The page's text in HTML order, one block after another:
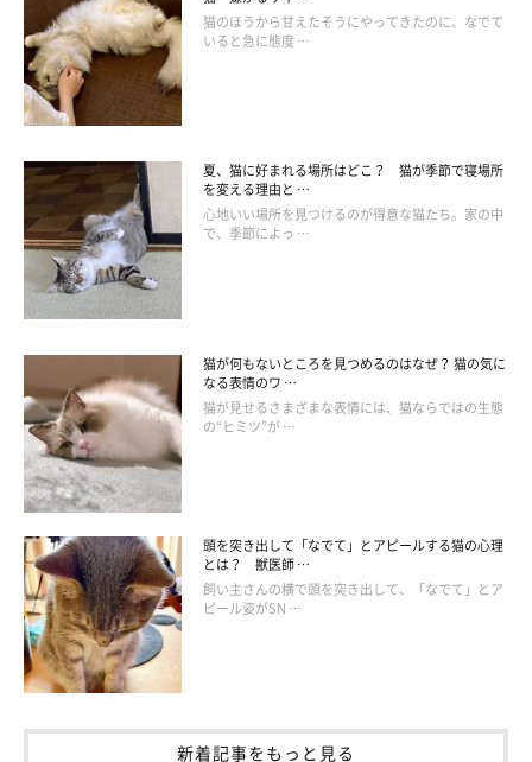
ねこのきもち投稿写真ギャラリー
——猫が生魚を食べて体調を崩してしまうというとき、どのよう
な症状が見られることが多いのでしょうか？
岡本先生：
多いです。普段から生魚を食べ慣れていないうえに、生魚はキャ
ットフードよりも消化に時間がかかるため、消化不良になる 場合
があります。
ほとんどは内服薬で改善しますが、量を多く与えている場合は症
猫のほうから甘えたそうにやってきたのに、なでて
いると急に態度 …
夏、猫に好まれる場所はどこ？ 猫が季節で寝場所
を変える理由と …
心地いい場所を見つけるのが得意な猫たち。家の中
で、季節によっ …
猫が何もないところを見つめるのはなぜ？ 猫の気に
なる表情のワ …
猫が見せるさまざまな表情には、猫ならではの生態
の“ヒミツ”が …
頭を突き出して「なでて」とアピールする猫の心理
とは？ 獣医師 …
飼い主さんの横で頭を突き出して、「なでて」とア
ピール姿がSN …
新着記事をもっと見る